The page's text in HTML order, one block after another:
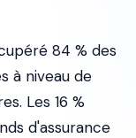
84 % des
à niveau de
Les 16 %
d'assurance